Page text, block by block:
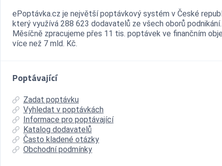
ePoptávka.cz je největší poptávkový systém v České
který využívá 288 623 dodavatelů ze všech oborů podnikání.
Měsíčně zpracujeme přes 11 tis. poptávek ve finančním
více než 7 mld. Kč.
Poptávající
Zadat poptávku
Vyhledat v poptávkách
Informace pro poptávající
Katalog dodavatelů
Často kladené otázky
Obchodní podmínky